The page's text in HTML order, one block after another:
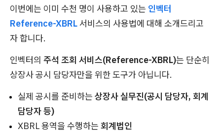
이번에는 이미 수천 명이 사용하고 있는 인벡터
Reference-XBRL 서비스의 사용법에 대해 소개드리고
자 합니다.
인벡터의 주석 조회 서비스(Reference-XBRL)는 단순히
상장사 공시 담당자만을 위한 도구가 아닙니다.
실제 공시를 준비하는 상장사 실무진(공시 담당자, 회계
담당자 등)
XBRL 용역을 수행하는 회계법인